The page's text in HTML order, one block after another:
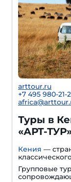
arttour.ru
+7 495 980-21-
Туры в
«АРТ-
Кения —
Групповые